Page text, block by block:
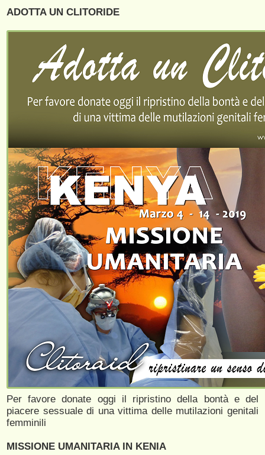
ADOTTA UN CLITORIDE
Per favore donate oggi il ripristino della bontà e del
piacere sessuale di una vittima delle mutilazioni genitali
femminili
MISSIONE UMANITARIA IN KENIA